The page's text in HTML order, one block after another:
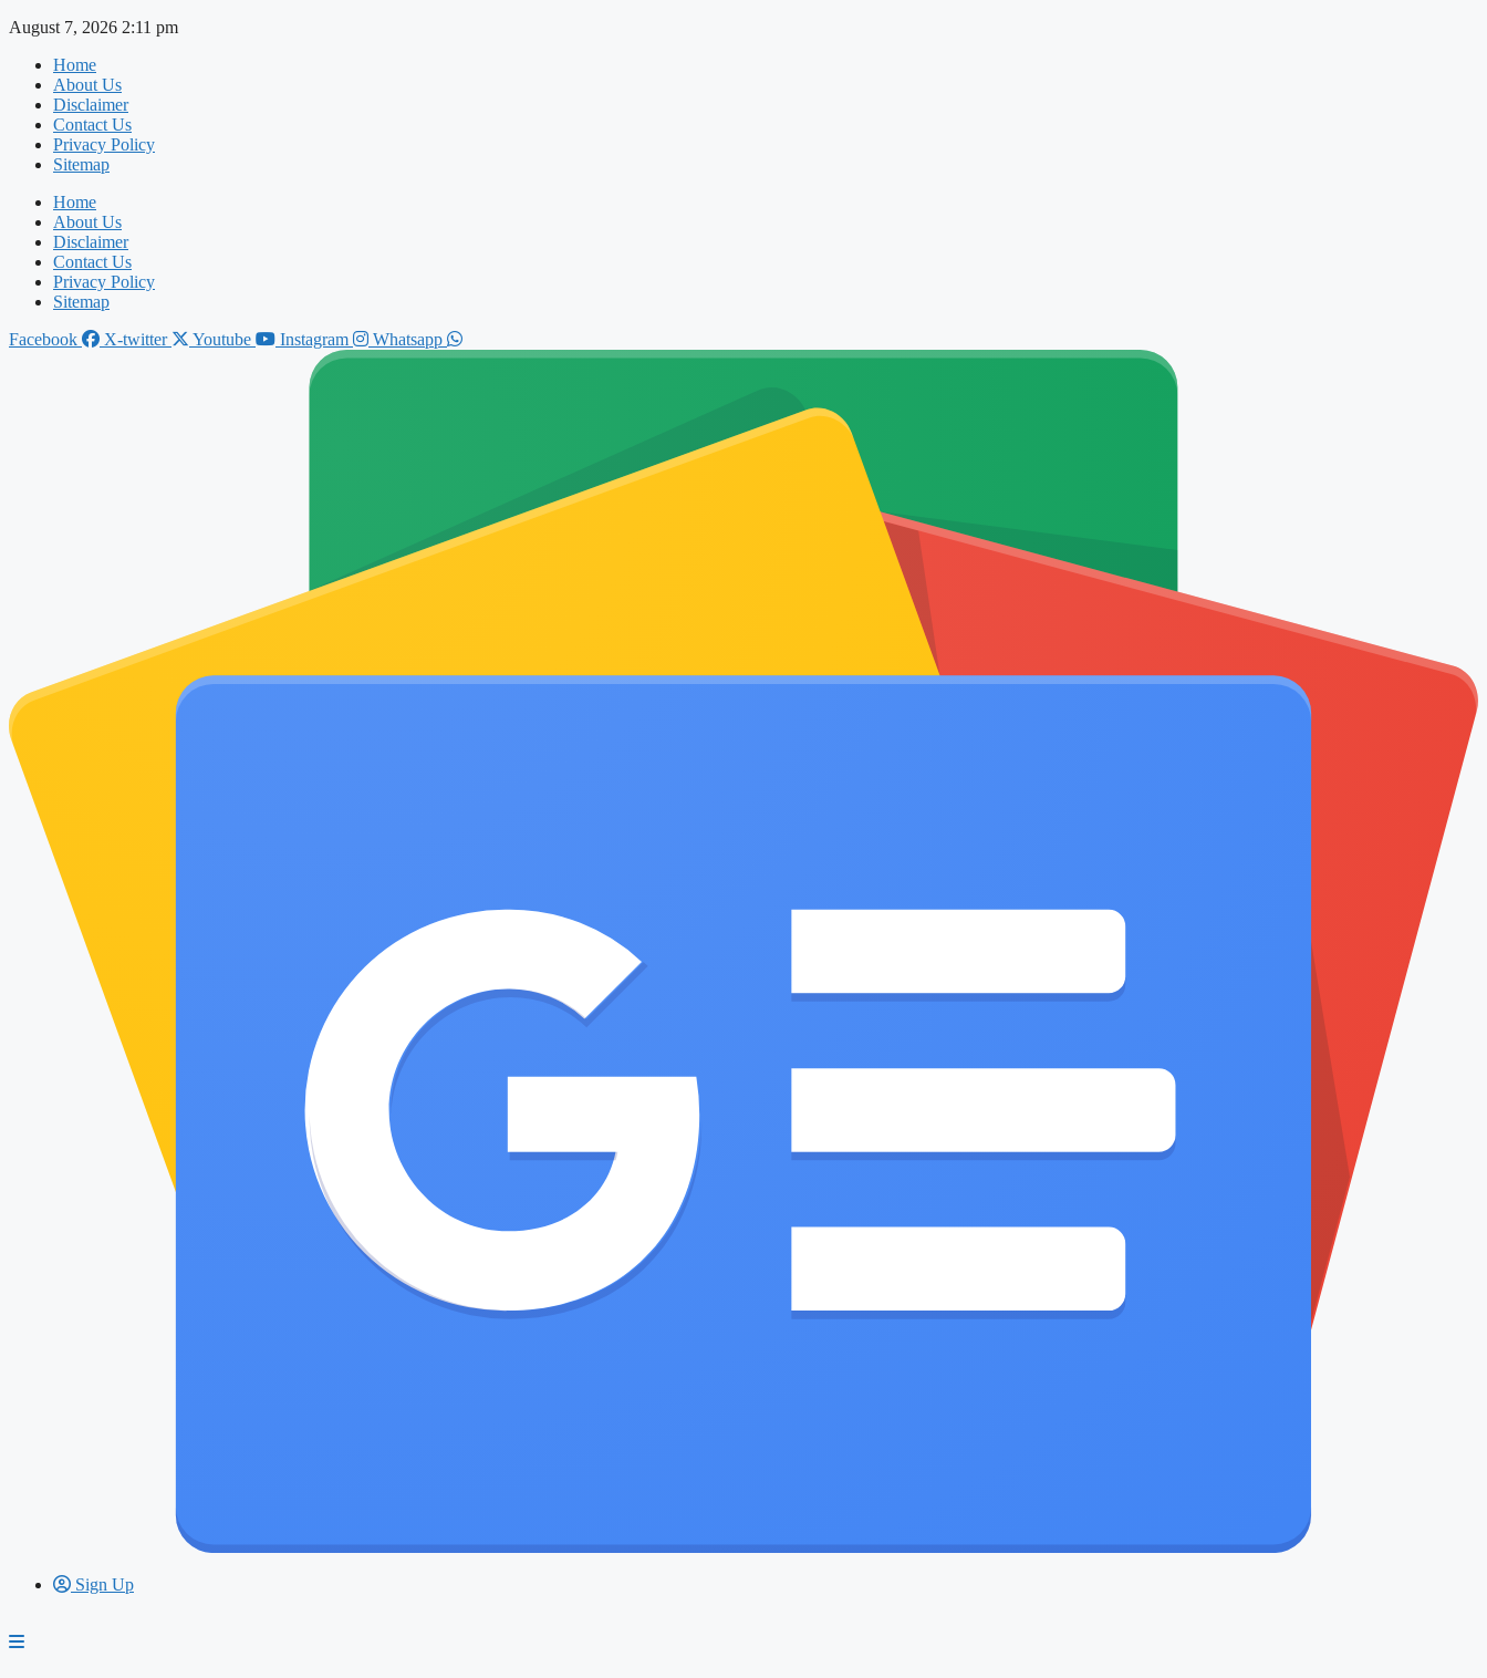
Skip
content
August 7, 2026 2:11 pm
Home
About Us
Disclaimer
Contact Us
Privacy Policy
Sitemap
Home
About Us
Disclaimer
Contact Us
Privacy Policy
Sitemap
Facebook
X-twitter Youtube Instagram Whatsapp
Sign Up